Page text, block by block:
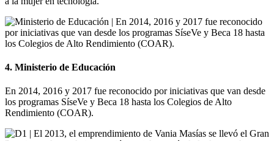
4. Ministerio de Educación
En 2014, 2016 y 2017 fue reconocido por iniciativas que van desde
los programas SíseVe y Beca 18 hasta los Colegios de Alto
Rendimiento (COAR).